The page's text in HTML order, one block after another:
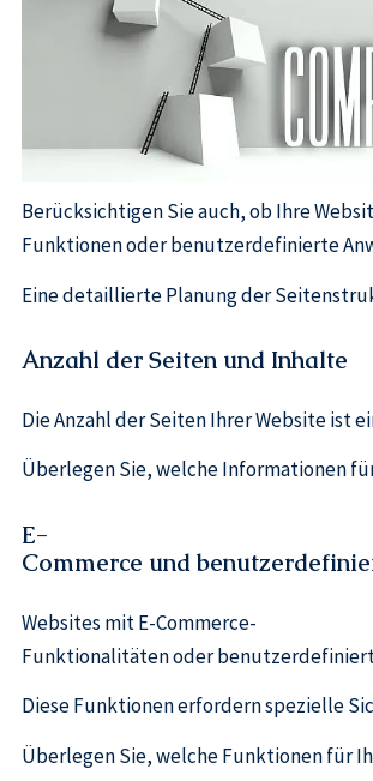
Berücksichtigen Sie auch, ob Ihre
Funktionen oder benutzerdefinierte
Eine detaillierte Planung der
Anzahl der Seiten und Inhalte
Die Anzahl der Seiten Ihrer Website ist
Überlegen Sie, welche Informationen
E-
Commerce und
Websites mit E-Commerce-
Funktionalitäten oder
Diese Funktionen erfordern spezielle
Überlegen Sie, welche Funktionen für